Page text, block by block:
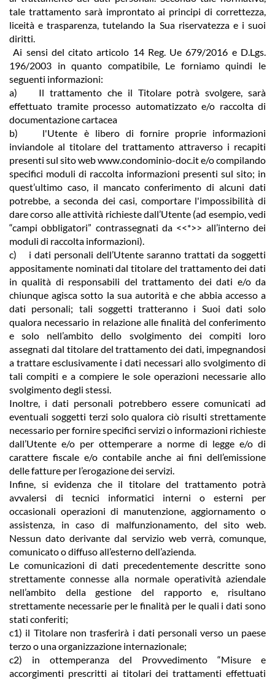
tale trattamento sarà improntato ai principi di correttezza,
liceità e trasparenza, tutelando la Sua riservatezza e i suoi
diritti.
Ai sensi del citato articolo 14 Reg. Ue 679/2016 e D.Lgs.
196/2003 in quanto compatibile, Le forniamo quindi le
seguenti informazioni:
a) Il trattamento che il Titolare potrà svolgere, sarà
effettuato tramite processo automatizzato e/o raccolta di
documentazione cartacea
b) l'Utente è libero di fornire proprie informazioni
inviandole al titolare del trattamento attraverso i recapiti
presenti sul sito web www.condominio-doc.it e/o compilando
specifici moduli di raccolta informazioni presenti sul sito; in
quest’ultimo caso, il mancato conferimento di alcuni dati
potrebbe, a seconda dei casi, comportare l'impossibilità di
dare corso alle attività richieste dall’Utente (ad esempio, vedi
“campi obbligatori” contrassegnati da <<*>> all’interno dei
moduli di raccolta informazioni).
c) i dati personali dell’Utente saranno trattati da soggetti
appositamente nominati dal titolare del trattamento dei dati
in qualità di responsabili del trattamento dei dati e/o da
chiunque agisca sotto la sua autorità e che abbia accesso a
dati personali; tali soggetti tratteranno i Suoi dati solo
qualora necessario in relazione alle finalità del conferimento
e solo nell’ambito dello svolgimento dei compiti loro
assegnati dal titolare del trattamento dei dati, impegnandosi
a trattare esclusivamente i dati necessari allo svolgimento di
tali compiti e a compiere le sole operazioni necessarie allo
svolgimento degli stessi.
Inoltre, i dati personali potrebbero essere comunicati ad
eventuali soggetti terzi solo qualora ciò risulti strettamente
necessario per fornire specifici servizi o informazioni richieste
dall’Utente e/o per ottemperare a norme di legge e/o di
carattere fiscale e/o contabile anche ai fini dell’emissione
delle fatture per l’erogazione dei servizi.
Infine, si evidenza che il titolare del trattamento potrà
avvalersi di tecnici informatici interni o esterni per
occasionali operazioni di manutenzione, aggiornamento o
assistenza, in caso di malfunzionamento, del sito web.
Nessun dato derivante dal servizio web verrà, comunque,
comunicato o diffuso all’esterno dell’azienda.
Le comunicazioni di dati precedentemente descritte sono
strettamente connesse alla normale operatività aziendale
nell’ambito della gestione del rapporto e, risultano
strettamente necessarie per le finalità per le quali i dati sono
stati conferiti;
c1) il Titolare non trasferirà i dati personali verso un paese
terzo o una organizzazione internazionale;
c2) in ottemperanza del Provvedimento “Misure e
accorgimenti prescritti ai titolari dei trattamenti effettuati